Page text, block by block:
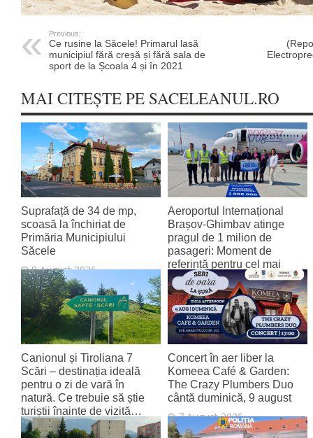
Previous:
Ce rusine la Săcele! Primarul lasă
municipiul fără creșă și fără sala de
sport de la Școala 4 și în 2021
MAI CITEȘTE PE SACELEANUL.RO
Suprafață de 34 de mp,
scoasă la închiriat de
Primăria Municipiului
Săcele
8 August 2026
Aeroportul Internațional
Brașov‑Ghimbav atinge
pragul de 1 milion de
pasageri: Moment de
referință pentru cel mai
tânăr aeroport al țării
8 August 2026
Canionul și Tiroliana 7
Scări – destinația ideală
pentru o zi de vară în
natură. Ce trebuie să știe
turiștii înainte de vizită…
7 August 2026
Concert în aer liber la
Komeea Café & Garden:
The Crazy Plumbers Duo
cântă duminică, 9 august
7 August 2026